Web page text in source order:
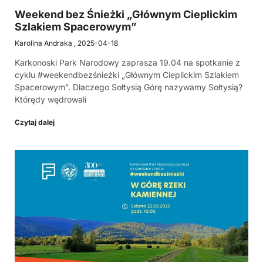
Weekend bez Śnieżki „Głównym Cieplickim
Szlakiem Spacerowym”
Karolina Andraka 2025-04-18
Karkonoski Park Narodowy zaprasza 19.04 na spotkanie z
cyklu #weekendbezśnieżki „Głównym Cieplickim Szlakiem
Spacerowym”. Dlaczego Sołtysią Górę nazywamy Sołtysią?
Którędy wędrowali
Czytaj dalej